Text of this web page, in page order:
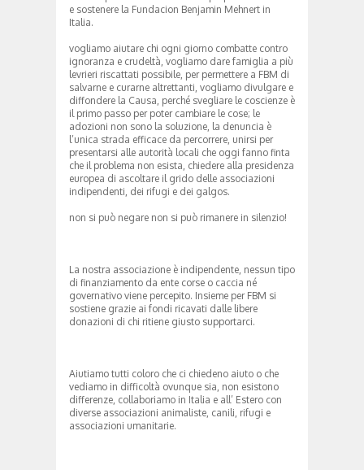
e sostenere la Fundacion Benjamin Mehnert in
Italia.
vogliamo aiutare chi ogni giorno combatte contro
ignoranza e crudeltà, vogliamo dare famiglia a più
levrieri riscattati possibile, per permettere a FBM di
salvarne e curarne altrettanti, vogliamo divulgare e
diffondere la Causa, perché svegliare le coscienze è
il primo passo per poter cambiare le cose; le
adozioni non sono la soluzione, la denuncia è
l’unica strada efficace da percorrere, unirsi per
presentarsi alle autorità locali che oggi fanno finta
che il problema non esista, chiedere alla presidenza
europea di ascoltare il grido delle associazioni
indipendenti, dei rifugi e dei galgos.
non si può negare non si può rimanere in silenzio!
La nostra associazione è indipendente, nessun tipo
di finanziamento da ente corse o caccia né
governativo viene percepito. Insieme per FBM si
sostiene grazie ai fondi ricavati dalle libere
donazioni di chi ritiene giusto supportarci.
Aiutiamo tutti coloro che ci chiedeno aiuto o che
vediamo in difficoltà ovunque sia, non esistono
differenze, collaboriamo in Italia e all’ Estero con
diverse associazioni animaliste, canili, rifugi e
associazioni umanitarie.